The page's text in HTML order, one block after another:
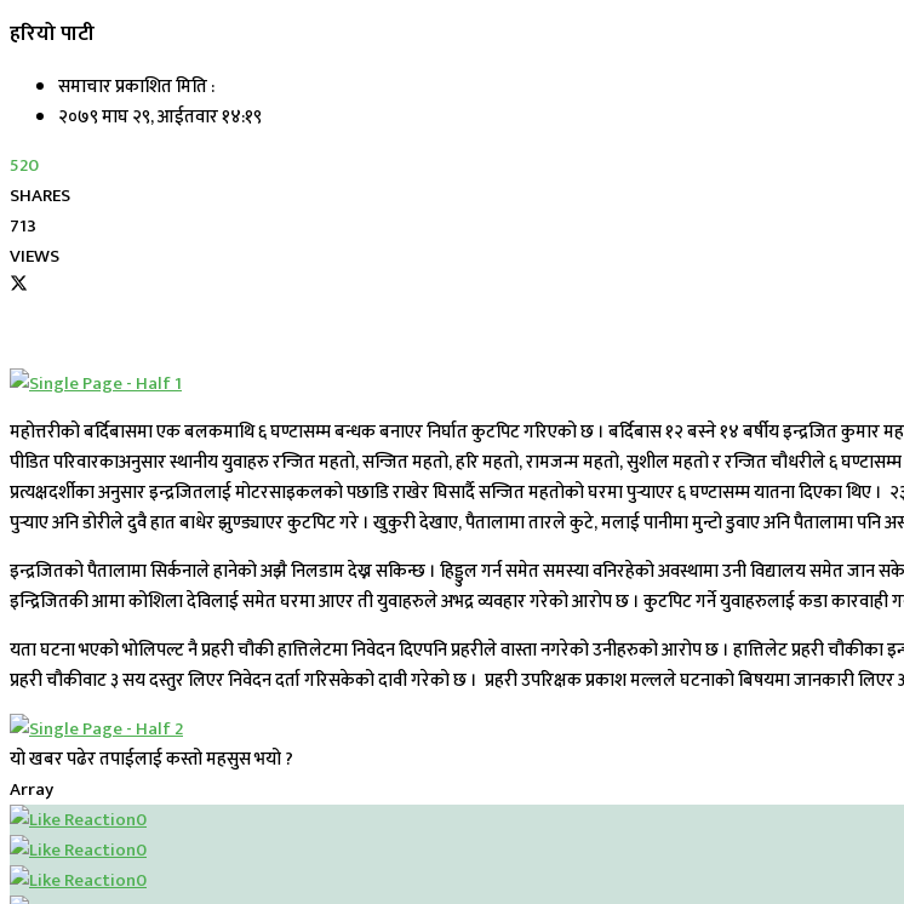
हरियो पाटी
समाचार प्रकाशित मिति :
२०७९ माघ २९, आईतवार १४:१९
520
SHARES
713
VIEWS
महोत्तरीको बर्दिबासमा एक बलकमाथि ६ घण्टासम्म बन्धक बनाएर निर्घात कुटपिट गरिएको छ । बर्दिबास १२ बस्ने १४ बर्षीय इन्द्रजित
पीडित परिवारकाअनुसार स्थानीय युवाहरु रन्जित महतो, सन्जित महतो, हरि महतो, रामजन्म महतो, सुशील महतो र रन्जित चौधरीले ६
प्रत्यक्षदर्शीका अनुसार इन्द्रजितलाई मोटरसाइकलको पछाडि राखेर घिसार्दै सन्जित महतोको घरमा पुर्‍याएर ६ घण्टासम्म यातना दिएका
पुर्‍याए अनि डोरीले दुवै हात बाधेर झुण्ड्याएर कुटपिट गरे । खुकुरी देखाए, पैतालामा तारले कुटे, मलाई पानीमा मुन्टो डुवाए अनि पैतालामा
इन्द्रजितको पैतालामा सिर्कनाले हानेको अझै निलडाम देख्न सकिन्छ । हिड्डुल गर्न समेत समस्या वनिरहेको अवस्थामा उनी विद्यालय समेत
इन्द्रिजितकी आमा कोशिला देविलाई समेत घरमा आएर ती युवाहरुले अभद्र व्यवहार गरेको आरोप छ । कुटपिट गर्ने युवाहरुलाई कडा कारवाही
यता घटना भएको भोलिपल्ट नै प्रहरी चौकी हात्तिलेटमा निवेदन दिएपनि प्रहरीले वास्ता नगरेको उनीहरुको आरोप छ । हात्तिलेट प्रहरी
प्रहरी चौकीवाट ३ सय दस्तुर लिएर निवेदन दर्ता गरिसकेको दावी गरेको छ । प्रहरी उपरिक्षक प्रकाश मल्लले घटनाको बिषयमा जानकारी लिएर
यो खबर पढेर तपाईलाई कस्तो महसुस भयो ?
Array
0
0
0